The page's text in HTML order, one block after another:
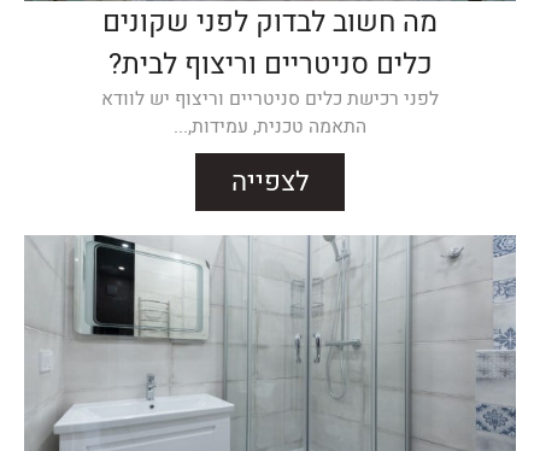
מה חשוב לבדוק לפני שקונים
כלים סניטריים וריצוף לבית?
לפני רכישת כלים סניטריים וריצוף יש לוודא
התאמה טכנית, עמידות,...
לצפייה